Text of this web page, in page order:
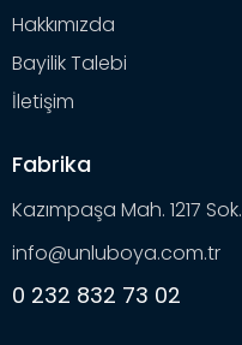
Hakkımızda
Bayilik Talebi
İletişim
Fabrika
Kazımpaşa Mah. 1217
info@unluboya.com.tr
0 232 832 73 02